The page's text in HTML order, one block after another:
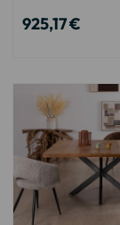
925,17 €